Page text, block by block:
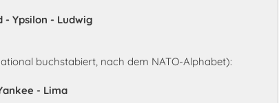
- Ypsilon - Ludwig
buchstabiert, nach dem NATO-Alphabet):
- Lima